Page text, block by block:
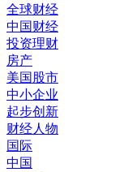
全球财经
中国财经
投资理财
房产
美国股市
中小企业
起步创新
财经人物
国际
中国